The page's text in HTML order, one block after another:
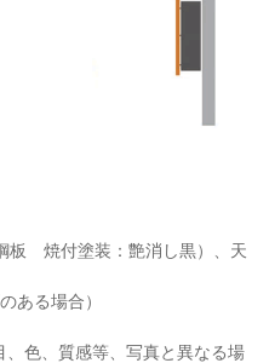
板 焼付塗装：艶消し黒）、天
ある場合）
色、質感等、写真と異なる場